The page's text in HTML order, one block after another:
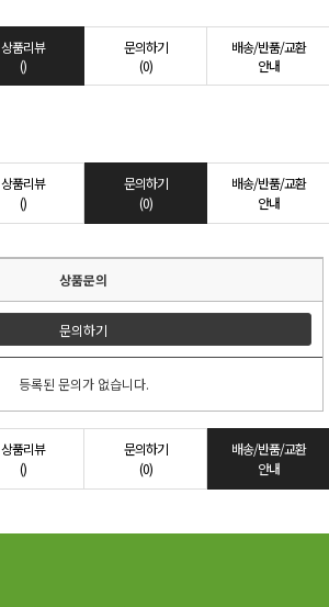
상품리뷰
()
문의하기
(0)
배송/반품/교환
안내
상품리뷰
()
문의하기
(0)
배송/반품/교환
안내
상품문의
문의하기
등록된 문의가 없습니다.
상품리뷰
()
문의하기
(0)
배송/반품/교환
안내